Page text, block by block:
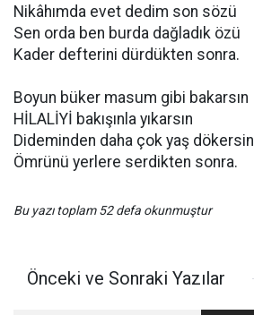
Nikâhımda evet dedim son sözü
Sen orda ben burda dağladık özü
Kader defterini dürdükten sonra.
Boyun büker masum gibi bakarsın
HİLALİYİ bakışınla yıkarsın
Dideminden daha çok yaş dökersin
Ömrünü yerlere serdikten sonra.
Bu yazı toplam 52 defa okunmuştur
Önceki ve Sonraki Yazılar